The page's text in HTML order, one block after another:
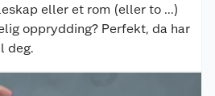
eller et rom (eller to ...)
opprydding? Perfekt, da har
deg.